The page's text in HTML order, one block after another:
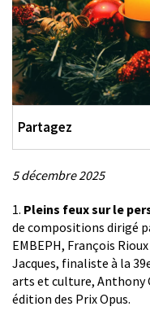
Partagez
5 décembre 2025
Description
1. Pleins feux sur le
de compositions dirigé
EMBEPH, François
Jacques, finaliste à la
arts et culture, Anthony
édition des Prix Opus.